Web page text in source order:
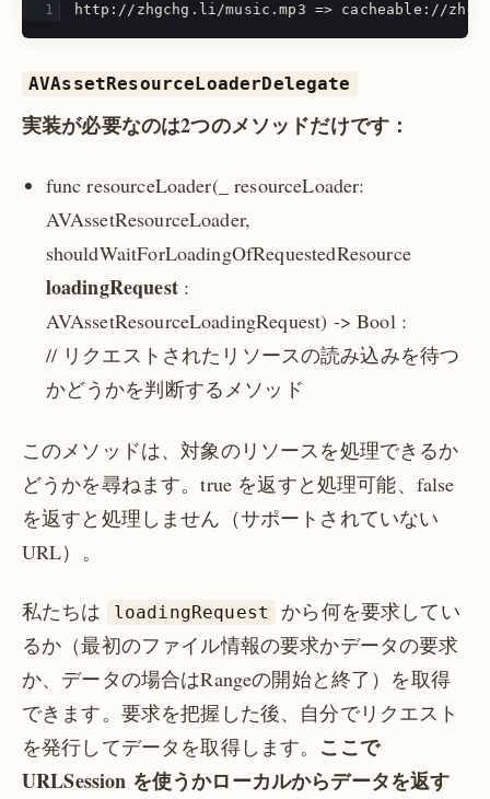
http://zhgchg.li/music.mp3 => cacheable://
AVAssetResourceLoaderDelegate
実装が必要なのは2つのメソッドだけです：
func resourceLoader(_ resourceLoader:
AVAssetResourceLoader,
shouldWaitForLoadingOfRequestedResource
loadingRequest:
AVAssetResourceLoadingRequest) -> Bool :
// リクエストされたリソースの読み込みを待つ
かどうかを判断するメソッド
このメソッドは、対象のリソースを処理できるか
どうかを尋ねます。true を返すと処理可能、false
を返すと処理しません（サポートされていない
URL）。
私たちは loadingRequest
から何を要求してい
るか（最初のファイル情報の要求かデータの要求
か、データの場合はRangeの開始と終了）を取得
できます。要求を把握した後、自分でリクエスト
を発行してデータを取得します。 ここで
URLSession を使うかローカルからデータを返す